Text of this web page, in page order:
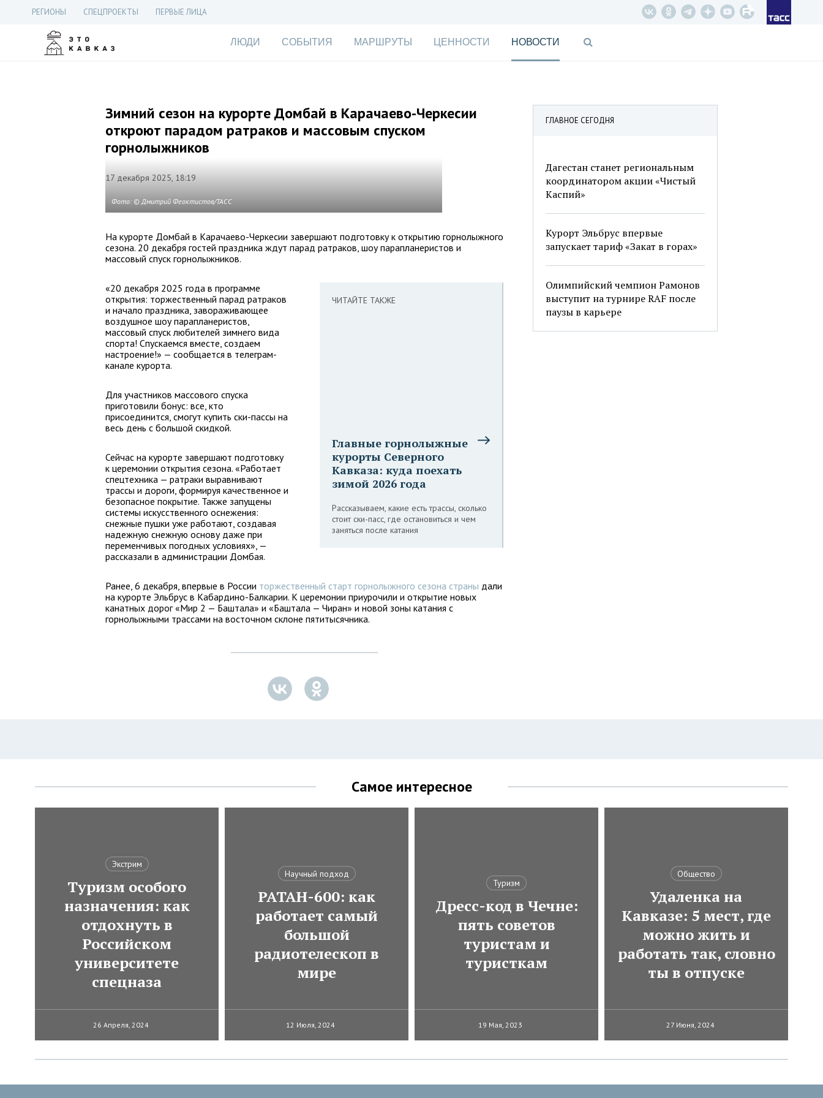
РЕГИОНЫ СПЕЦПРОЕКТЫ ПЕРВЫЕ ЛИЦА
ЛЮДИ СОБЫТИЯ МАРШРУТЫ ЦЕННОСТИ НОВОСТИ
ГЛАВНОЕ СЕГОДНЯ
Дагестан станет региональным
координатором акции «Чистый
Каспий»
Курорт Эльбрус впервые
запускает тариф «Закат в горах»
Олимпийский чемпион Рамонов
выступит на турнире RAF после
паузы в карьере
Зимний сезон на курорте Домбай в Карачаево-Черкесии
откроют парадом ратраков и массовым спуском
горнолыжников
17 декабря 2025, 18:19
Фото: © Дмитрий Феоктистов/ТАСС
На курорте Домбай в Карачаево-Черкесии завершают подготовку к открытию горнолыжного
сезона. 20 декабря гостей праздника ждут парад ратраков, шоу парапланеристов и
массовый спуск горнолыжников.
ЧИТАЙТЕ ТАКЖЕ
Главные горнолыжные
курорты Северного
Кавказа: куда поехать
зимой 2026 года
Рассказываем, какие есть трассы, сколько
стоит ски-пасс, где остановиться и чем
заняться после катания
«20 декабря 2025 года в программе
открытия: торжественный парад ратраков
и начало праздника, завораживающее
воздушное шоу парапланеристов,
массовый спуск любителей зимнего вида
спорта! Спускаемся вместе, создаем
настроение!» — сообщается в телеграм-
канале курорта.
Для участников массового спуска
приготовили бонус: все, кто
присоединится, смогут купить ски-пассы на
весь день с большой скидкой.
Сейчас на курорте завершают подготовку
к церемонии открытия сезона. «Работает
спецтехника — ратраки выравнивают
трассы и дороги, формируя качественное и
безопасное покрытие. Также запущены
системы искусственного оснежения:
снежные пушки уже работают, создавая
надежную снежную основу даже при
переменчивых погодных условиях», —
рассказали в администрации Домбая.
Ранее, 6 декабря, впервые в России торжественный старт горнолыжного сезона страны дали
на курорте Эльбрус в Кабардино-Балкарии. К церемонии приурочили и открытие новых
канатных дорог «Мир 2 — Баштала» и «Баштала — Чиран» и новой зоны катания с
горнолыжными трассами на восточном склоне пятитысячника.
Самое интересное
Экстрим
Туризм особого
назначения: как
отдохнуть в
Российском
университете
спецназа
26 Апреля, 2024
Научный подход
РАТАН-600: как
работает самый
большой
радиотелескоп в
мире
12 Июля, 2024
Туризм
Дресс-код в Чечне:
пять советов
туристам и
туристкам
19 Мая, 2023
Общество
Удаленка на
Кавказе: 5 мест, где
можно жить и
работать так, словно
ты в отпуске
27 Июня, 2024